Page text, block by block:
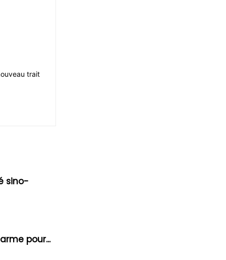
trait
sino-
pour...